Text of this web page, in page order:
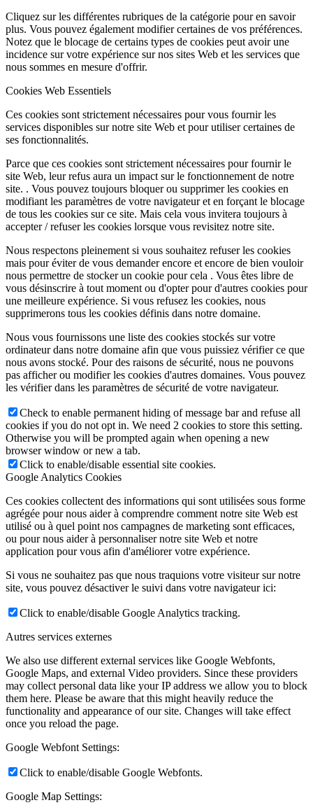
Cliquez sur les différentes rubriques de la catégorie pour en savoir
plus. Vous pouvez également modifier certaines de vos préférences.
Notez que le blocage de certains types de cookies peut avoir une
incidence sur votre expérience sur nos sites Web et les services que
nous sommes en mesure d'offrir.
Cookies Web Essentiels
Ces cookies sont strictement nécessaires pour vous fournir les
services disponibles sur notre site Web et pour utiliser certaines de
ses fonctionnalités.
Parce que ces cookies sont strictement nécessaires pour fournir le
site Web, leur refus aura un impact sur le fonctionnement de notre
site. . Vous pouvez toujours bloquer ou supprimer les cookies en
modifiant les paramètres de votre navigateur et en forçant le blocage
de tous les cookies sur ce site. Mais cela vous invitera toujours à
accepter / refuser les cookies lorsque vous revisitez notre site.
Nous respectons pleinement si vous souhaitez refuser les cookies
mais pour éviter de vous demander encore et encore de bien vouloir
nous permettre de stocker un cookie pour cela . Vous êtes libre de
vous désinscrire à tout moment ou d'opter pour d'autres cookies pour
une meilleure expérience. Si vous refusez les cookies, nous
supprimerons tous les cookies définis dans notre domaine.
Nous vous fournissons une liste des cookies stockés sur votre
ordinateur dans notre domaine afin que vous puissiez vérifier ce que
nous avons stocké. Pour des raisons de sécurité, nous ne pouvons
pas afficher ou modifier les cookies d'autres domaines. Vous pouvez
les vérifier dans les paramètres de sécurité de votre navigateur.
Check to enable permanent hiding of message bar and refuse all
cookies if you do not opt in. We need 2 cookies to store this setting.
Otherwise you will be prompted again when opening a new
browser window or new a tab.
Click to enable/disable essential site cookies.
Google Analytics Cookies
Ces cookies collectent des informations qui sont utilisées sous forme
agrégée pour nous aider à comprendre comment notre site Web est
utilisé ou à quel point nos campagnes de marketing sont efficaces,
ou pour nous aider à personnaliser notre site Web et notre
application pour vous afin d'améliorer votre expérience.
Si vous ne souhaitez pas que nous traquions votre visiteur sur notre
site, vous pouvez désactiver le suivi dans votre navigateur ici:
Click to enable/disable Google Analytics tracking.
Autres services externes
We also use different external services like Google Webfonts,
Google Maps, and external Video providers. Since these providers
may collect personal data like your IP address we allow you to block
them here. Please be aware that this might heavily reduce the
functionality and appearance of our site. Changes will take effect
once you reload the page.
Google Webfont Settings:
Click to enable/disable Google Webfonts.
Google Map Settings: